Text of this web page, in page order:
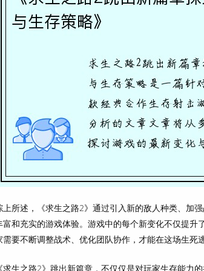
上所述，《求生之路2》通过引入新的敌人种类、加
富和充实的游戏体验。游戏中的每个新变化不仅提
需要不断调整战术、优化团队协作，才能在这场生死
《求生之路2》跳出新篇章，不仅仅是对玩家生存能力